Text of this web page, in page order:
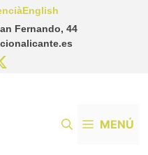
Fernando, 44
English
MENÚ